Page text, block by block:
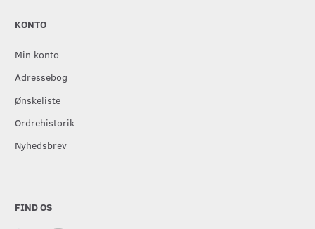
KONTO
Min konto
Adressebog
Ønskeliste
Ordrehistorik
Nyhedsbrev
FIND OS